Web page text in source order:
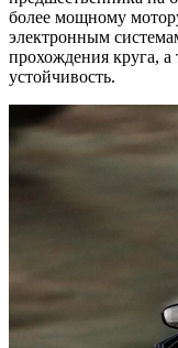
более мощному
электронным
прохождения круга, а
устойчивость.